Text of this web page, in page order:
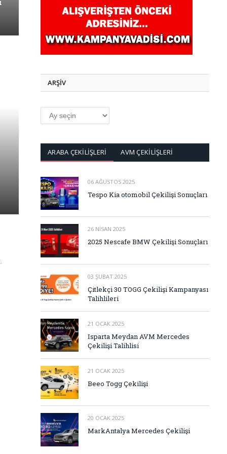
ARŞİV
ARŞİV
ARABA ÇEKİLİŞLERİ AVM ÇEKİLİŞLERİ
06 AĞUSTOS 2025
Tespo Kia otomobil Çekilişi Sonuçları
26 NISAN 2025
2025 Nescafe BMW Çekilişi Sonuçları
03 ŞUBAT 2025
Çitlekçi 30 TOGG Çekilişi Kampanyası
Talihlileri
21 OCAK 2025
Isparta Meydan AVM Mercedes
Çekilişi Talihlisi
21 OCAK 2025
Beeo Togg Çekilişi
20 OCAK 2025
MarkAntalya Mercedes Çekilişi